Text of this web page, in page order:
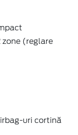
(reglare
uri cortină